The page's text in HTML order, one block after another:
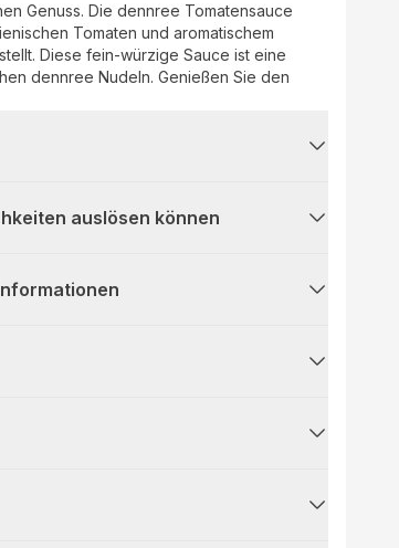
Genuss. Die dennree Tomatensauce
Tomaten und aromatischem
Diese fein-würzige Sauce ist eine
dennree Nudeln. Genießen Sie den
auslösen können